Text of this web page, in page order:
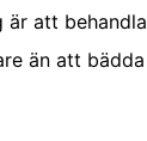
är att
än att